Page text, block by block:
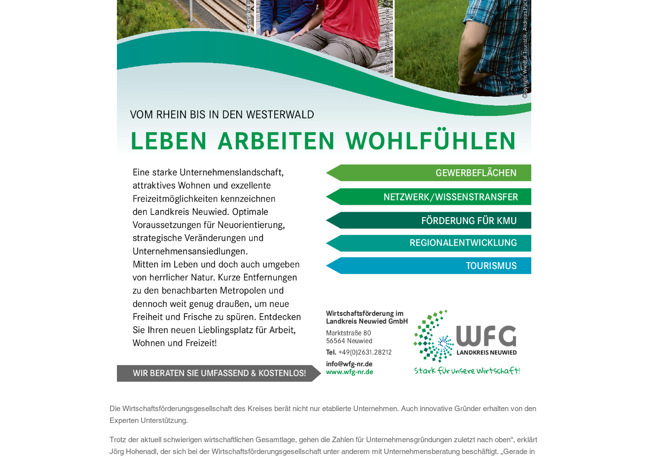
Die Wirtschaftsförderungsgesellschaft des Kreises berät nicht nur etablierte Unternehmen. Auch innovative Gründer erhalten von den
Experten Unterstützung.
Trotz der aktuell schwierigen wirtschaftlichen Gesamtlage, gehen die Zahlen für Unternehmensgründungen zuletzt nach oben“, erklärt
Jörg Hohenadl, der sich bei der Wirtschaftsförderungsgesellschaft unter anderem mit Unternehmensberatung beschäftigt. „Gerade in